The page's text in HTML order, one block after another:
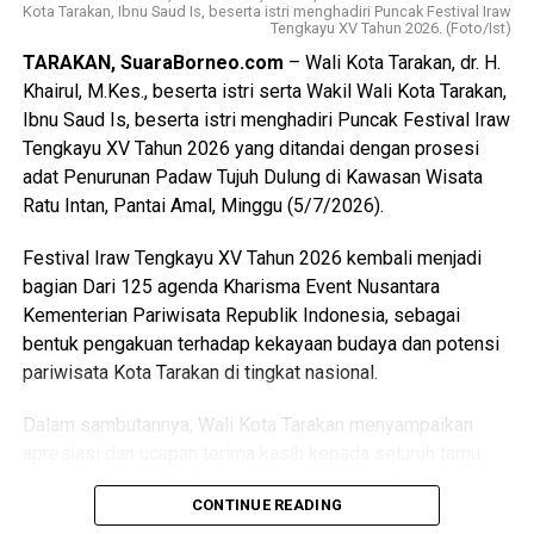
Bagikan ke
WhatsApp 0 Facebook 0
Messenger 0 Twitter/X 0
Kota Tarakan, Ibnu Saud Is, beserta istri menghadiri Puncak Festival Iraw
Tengkayu XV Tahun 2026. (Foto/Ist)
TARAKAN, SuaraBorneo.com – Wali Kota Tarakan, dr. H.
Khairul, M.Kes., beserta istri serta Wakil Wali Kota Tarakan,
Ibnu Saud Is, beserta istri menghadiri Puncak Festival Iraw
Tengkayu XV Tahun 2026 yang ditandai dengan prosesi
adat Penurunan Padaw Tujuh Dulung di Kawasan Wisata
Ratu Intan, Pantai Amal, Minggu (5/7/2026).
Festival Iraw Tengkayu XV Tahun 2026 kembali menjadi
bagian Dari 125 agenda Kharisma Event Nusantara
Kementerian Pariwisata Republik Indonesia, sebagai
bentuk pengakuan terhadap kekayaan budaya dan potensi
pariwisata Kota Tarakan di tingkat nasional.
Dalam sambutannya, Wali Kota Tarakan menyampaikan
undangan yang telah hadir serta masyarakat yang
memadati lokasi acara dengan penuh antusias untuk
CONTINUE READING